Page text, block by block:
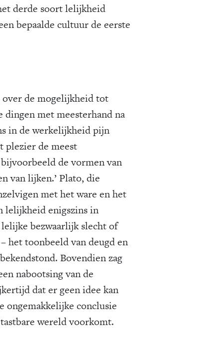
derde soort lelijkheid
bepaalde cultuur de eerste
over de mogelijkheid tot
met meesterhand na
in de werkelijkheid pijn
plezier de meest
de vormen van
van lijken.’ Plato, die
met het ware en het
lelijkheid enigszins in
bezwaarlijk slecht of
het toonbeeld van deugd en
Bovendien zag
nabootsing van de
dat er geen idee kan
ongemakkelijke conclusie
wereld voorkomt.